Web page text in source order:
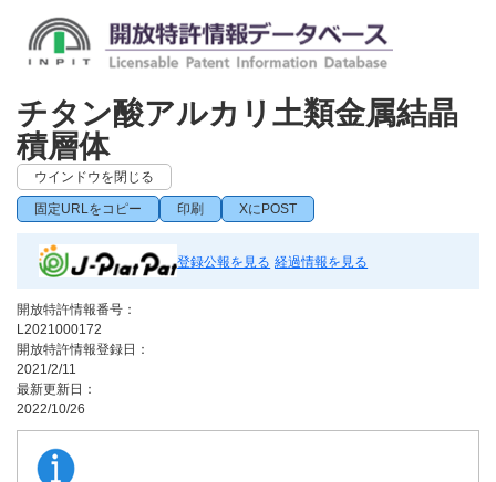
チタン酸アルカリ土類金属結晶
積層体
ウインドウを閉じる
固定URLをコピー 印刷 XにPOST
登録公報を見る 経過情報を見る
開放特許情報番号：
L2021000172
開放特許情報登録日：
2021/2/11
最新更新日：
2022/10/26